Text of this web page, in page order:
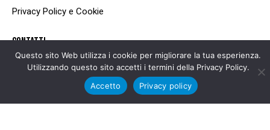
Privacy Policy e Cookie
CONTATTI
+39 081 497 56 11
segreteria@9online.it
Questo sito Web utilizza i cookie per migliorare la tua esperienza.
Utilizzando questo sito accetti i termini della Privacy Policy.
Accetto
Privacy policy